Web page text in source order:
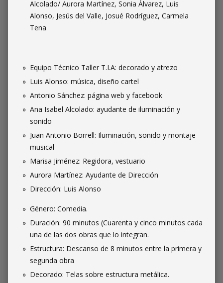
Alcolado/ Aurora Martínez, Sonia Álvarez, Luis
Alonso, Jesús del Valle, Josué Rodríguez, Carmela
Tena
Equipo Técnico Taller T.I.A: decorado y atrezo
Luis Alonso: música, diseño cartel
Antonio Sánchez: página web y facebook
Ana Isabel Alcolado: ayudante de iluminación y
sonido
Juan Antonio Borrell: Iluminación, sonido y montaje
musical
Marisa Jiménez: Regidora, vestuario
Aurora Martínez: Ayudante de Dirección
Dirección: Luis Alonso
Género: Comedia.
Duración: 90 minutos (Cuarenta y cinco minutos cada
una de las dos obras que lo integran.
Estructura: Descanso de 8 minutos entre la primera y
segunda obra
Decorado: Telas sobre estructura metálica.